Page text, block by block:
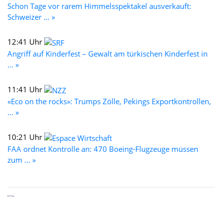
Schon Tage vor rarem Himmelsspektakel ausverkauft:
Schweizer ... »
12:41 Uhr
Angriff auf Kinderfest – Gewalt am türkischen Kinderfest in
... »
11:41 Uhr
«Eco on the rocks»: Trumps Zölle, Pekings Exportkontrollen,
... »
10:21 Uhr
FAA ordnet Kontrolle an: 470 Boeing-Flugzeuge müssen
zum ... »